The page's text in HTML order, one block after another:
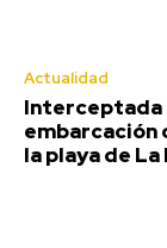
Actualidad
Interceptada
embarcación
la playa de La